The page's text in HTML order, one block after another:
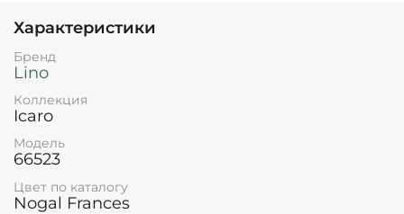
Характеристики
Бренд
Lino
Коллекция
Icaro
Модель
66523
Цвет по каталогу
Nogal Frances